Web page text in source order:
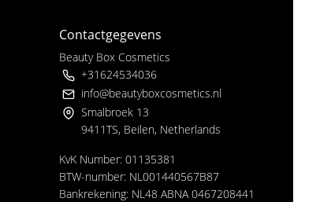
Contactgegevens
Beauty Box Cosmetics
+31624534036
info@beautyboxcosmetics.nl
Smalbroek 13
9411TS, Beilen, Netherlands
KvK Number: 01135381
BTW-number: NL001440567B87
Bankrekening: NL48 ABNA 0467208441